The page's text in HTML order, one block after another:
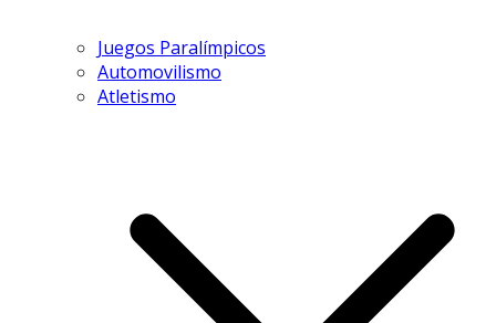
Juegos Paralímpicos
Automovilismo
Atletismo